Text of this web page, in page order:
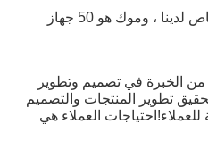
يتم تخصيص جميع مسامير الرصاص لدينا ، وموك هو 50 جهاز